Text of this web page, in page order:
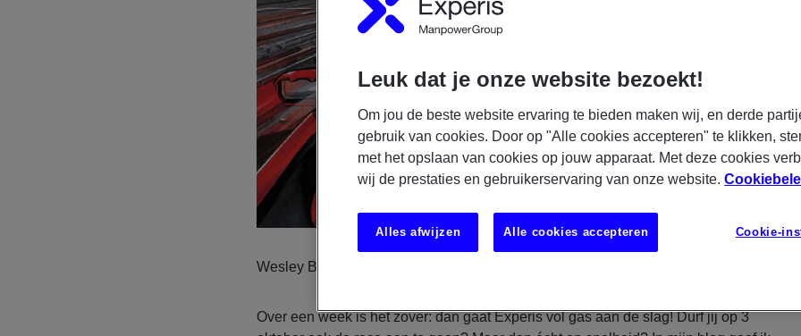
Wesley Baatje | Sep 26, 2019 12:00:00 PM | 4 min
Over een week is het zover: dan gaat Experis vol gas aan de slag! Durf jij op 3
Leuk dat je onze website bezoekt!
Om jou de beste website ervaring te bieden maken wij, en derde
gebruik van cookies. Door op "Alle cookies accepteren" te klikken,
met het opslaan van cookies op jouw apparaat. Met deze cookies
wij de prestaties en gebruikerservaring van onze website.
Cookie-
Alles afwijzen Alle cookies accepteren